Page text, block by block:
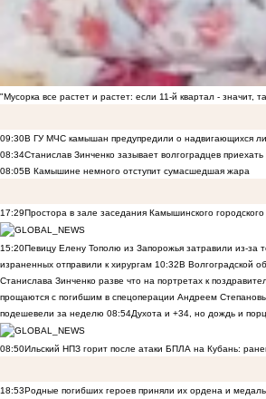
"Мусорка все растет и растет: если 11-й квартал -
09:30В ГУ МЧС камышан предупредили о надвигающихся
08:34Станислав Зинченко зазывает волгоградцев
08:05В Камышине немного отступит сумасшедшая жара
17:29Простора в зале заседания Камышинского
15:20Певицу Елену Тополю из Запорожья затравили из-за
израненных отправили к хирургам 10:32В Волгоградской
Станислава Зинченко разве что на портретах к
прощаются с погибшим в спецоперации Андреем
подешевели за неделю 08:54Духота и +34, но дождь и
08:50Ильский НПЗ горит после атаки БПЛА на Кубань:
18:53Родные погибших героев приняли их ордена и